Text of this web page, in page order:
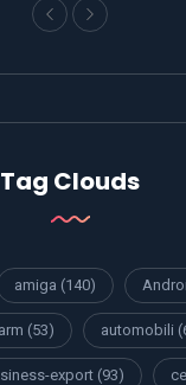
Tag Clouds
amiga (140)
arm (53) automobili
export (93)